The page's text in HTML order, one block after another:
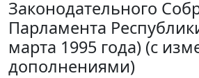
Законодательного
Парламента
марта 1995 года) (с
дополнениями)